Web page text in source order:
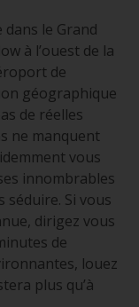
le Grand
à l’ouest de la
de
géographique
de réelles
ne manquent
vous
innombrables
Si vous
dirigez vous
de
louez
plus qu’à